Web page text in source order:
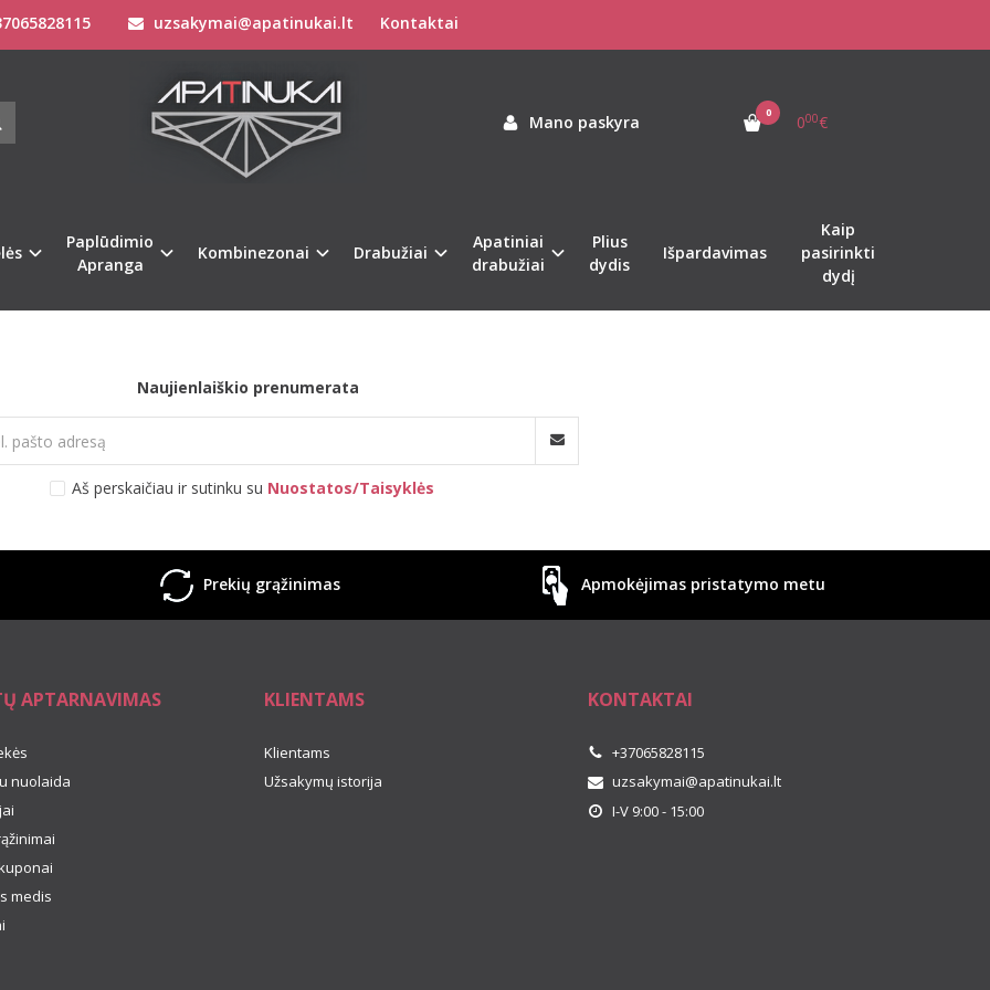
uzsakymai@apatinukai.lt Kontaktai
Mano paskyra 0 000€
Paplūdimio
Apranga
Kombinezonai Drabužiai
Apatiniai
drabužiai
Plius
dydis
Išpardavimas
Kaip
pasirinkti
dydį
neturime!
Naujienlaiškio prenumerata
Aš perskaičiau ir sutinku su Nuostatos/Taisyklės
Prekių grąžinimas Apmokėjimas pristatymo metu
APTARNAVIMAS
nuolaida
medis
KLIENTAMS
Klientams
Užsakymų istorija
KONTAKTAI
+37065828115
uzsakymai@apatinukai.lt
I-V 9:00 - 15:00